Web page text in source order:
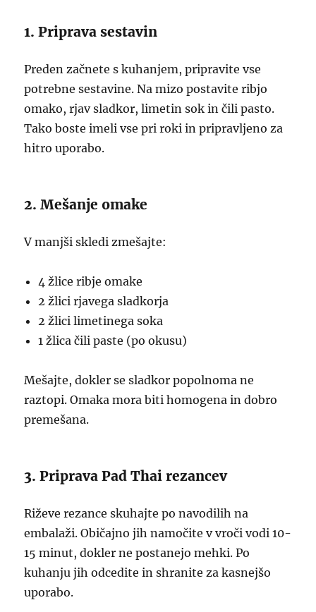
1. Priprava sestavin
Preden začnete s kuhanjem, pripravite vse
potrebne sestavine. Na mizo postavite ribjo
omako, rjav sladkor, limetin sok in čili pasto.
Tako boste imeli vse pri roki in pripravljeno za
hitro uporabo.
2. Mešanje omake
V manjši skledi zmešajte:
4 žlice ribje omake
2 žlici rjavega sladkorja
2 žlici limetinega soka
1 žlica čili paste (po okusu)
Mešajte, dokler se sladkor popolnoma ne
raztopi. Omaka mora biti homogena in dobro
premešana.
3. Priprava Pad Thai rezancev
Riževe rezance skuhajte po navodilih na
embalaži. Običajno jih namočite v vroči vodi 10-
15 minut, dokler ne postanejo mehki. Po
kuhanju jih odcedite in shranite za kasnejšo
uporabo.